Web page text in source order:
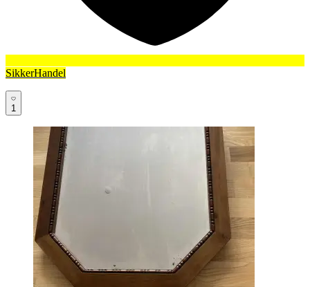
SikkerHandel
1